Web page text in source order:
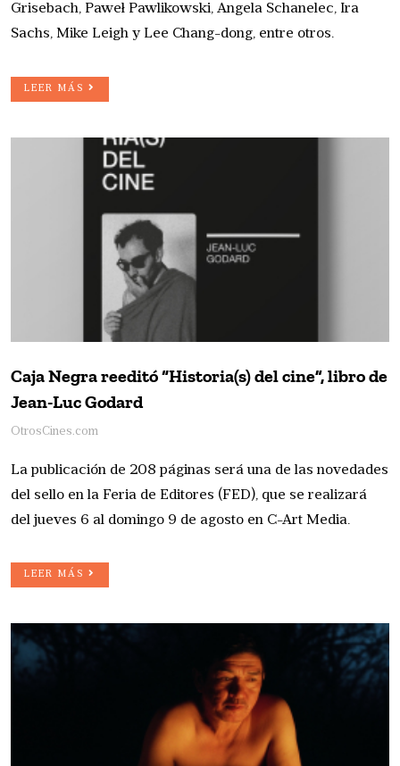
Grisebach, Paweł Pawlikowski, Angela Schanelec, Ira
Sachs, Mike Leigh y Lee Chang-dong, entre otros.
LEER MÁS
Caja Negra reeditó “Historia(s) del cine”, libro de
Jean-Luc Godard
OtrosCines.com
La publicación de 208 páginas será una de las novedades
del sello en la Feria de Editores (FED), que se realizará
del jueves 6 al domingo 9 de agosto en C-Art Media.
LEER MÁS